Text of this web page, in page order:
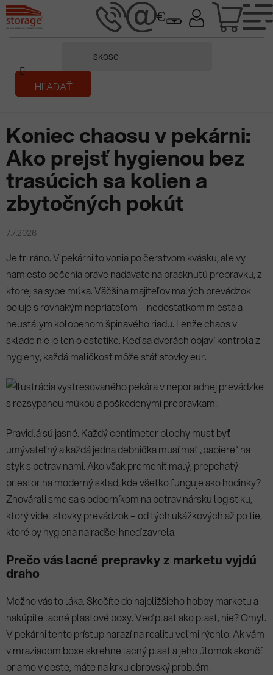
Prejsť
na
obsah
HĽADAŤ
Domov
Prečítaj si/Koniec chaosu v pekárni: Ako prejsť hygienou bez
trasúcich sa kolien a zbytočných pokút
Koniec chaosu v pekárni:
Ako prejsť hygienou bez
trasúcich sa kolien a
zbytočných pokút
7.7.2026
Je tri ráno. V pekárni to vonia po čerstvom kvásku, ale vy
namiesto pečenia práve nadávate na prasknutú prepravku, z
ktorej sa sype múka. Väčšina majiteľov malých prevádzok
bojuje s rovnakým nepriateľom – nedostatkom miesta a
neustálym kolobehom špinavého riadu. Lenže chaos v
sklade nie je len o estetike. Keď sa dverách objaví kontrola z
hygieny, každá maličkosť môže stáť stovky eur.
Pravidlá sú jasné. Každý centimeter plochy must byť
umývateľný a každá jedna debnička musí mať „papiere“ na
styk s potravinami. Ako však premeniť malý, prepchatý
priestor na moderný sklad, kde všetko funguje ako hodinky?
Zhovárali sme sa s odborníkom na potravinársku logistiku,
ktorý videl stovky prevádzok – od tých ukážkových až po tie,
ktoré by hygiena najradšej hneď zavrela.
Prečo vás lacné prepravky z marketu vyjdú
draho
Možno vás to láka. Skočíte do najbližšieho hobby marketu a
nakúpite lacné plastové boxy. Veď plast ako plast, nie? Omyl.
V pekárni tento prístup narazí na realitu veľmi rýchlo. Ak vám
v mraziacom boxe skrehne lacný plast a jeho úlomok skončí
priamo v ceste, máte na krku obrovský problém.